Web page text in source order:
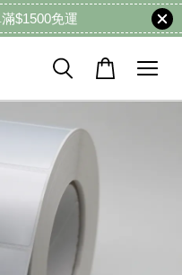
$1500免運